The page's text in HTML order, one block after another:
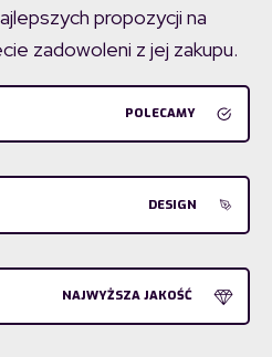
propozycji na
zadowoleni z jej zakupu.
POLECAMY
DESIGN
NAJWYŻSZA JAKOŚĆ